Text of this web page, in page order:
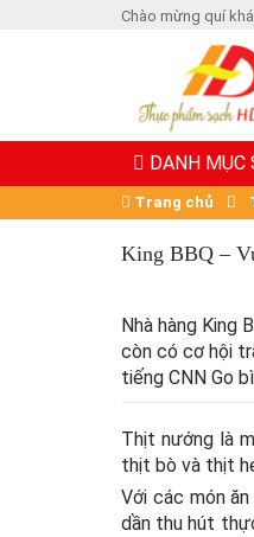
Chào mừng quí
DANH
Trang chủ
King BBQ –
Nhà hàng King
còn có cơ hội
tiếng CNN Go
Thịt nướng là
thịt bò và thịt
Với các món
dần thu hút